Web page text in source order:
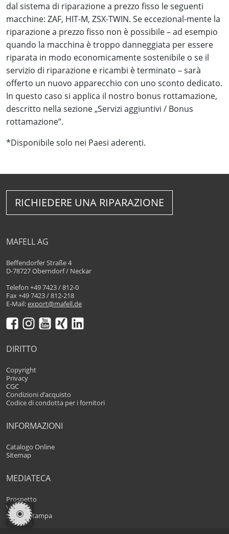
dal sistema di riparazione a prezzo fisso le seguenti
macchine: ZAF, HIT-M, ZSX-TWIN. Se eccezional-mente la
riparazione a prezzo fisso non è possibile – ad esempio
quando la macchina è troppo danneggiata per essere
riparata in modo economicamente sostenibile o se il
servizio di riparazione e ricambi è terminato – sarà
offerto un nuovo apparecchio con uno sconto dedicato.
In questo caso si applica il nostro bonus rottamazione,
descritto nella sezione „Servizi aggiuntivi / Bonus
rottamazione“.
*Disponibile solo nei Paesi aderenti.
RICHIEDERE UNA RIPARAZIONE
MAFELL AG
Beffendorfer Straße 4
D-78727 Oberndorf / Neckar
Telefon +49 7423 / 812-0
Fax +49 7423 / 812-218
E-Mail:export@mafell.de
DIRITTO
Copyright
Privacy
CGC
Condizioni d’acquisto
Codice di condotta per i fornitori
INFORMAZIONI
Catalogo Online
Sitemap
MEDIATECA
Prospetto
Video
Scarico stampa